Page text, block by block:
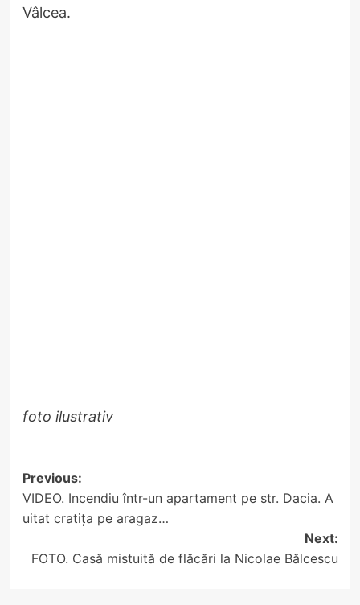
Vâlcea.
foto ilustrativ
Post
navigation
Previous:
VIDEO. Incendiu într-un apartament pe str. Dacia. A
uitat cratița pe aragaz…
Next:
FOTO. Casă mistuită de flăcări la Nicolae Bălcescu